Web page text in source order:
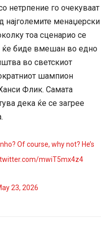
нетрпение го очекуваат
менаџерски
тоа сценарио се
биде вмешан во едно
во светскиот
шампион
Флик. Самата
дека ќе се загрее
Of course, why not? He’s
mwiT5mx4z4
23, 2026